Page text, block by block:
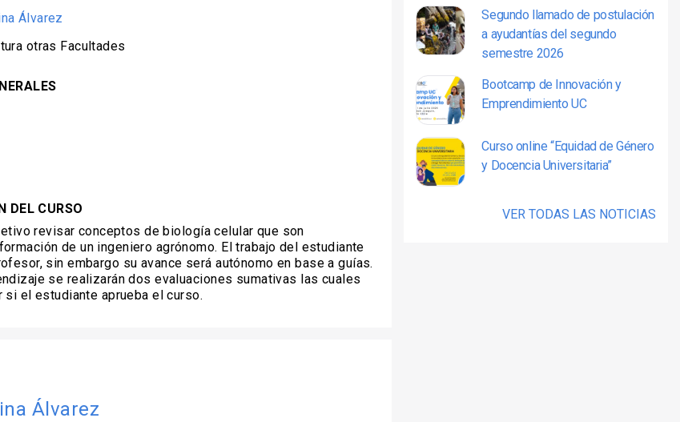
Álvarez
otras Facultades
DEL CURSO
revisar conceptos de biología celular que son
de un ingeniero agrónomo. El trabajo del estudiante
sin embargo su avance será autónomo en base a guías.
se realizarán dos evaluaciones sumativas las cuales
si el estudiante aprueba el curso.
Álvarez
Segundo llamado de postulación
a ayudantías del segundo
semestre 2026
Bootcamp de Innovación y
Emprendimiento UC
Curso online “Equidad de Género
y Docencia Universitaria”
VER TODAS LAS NOTICIAS